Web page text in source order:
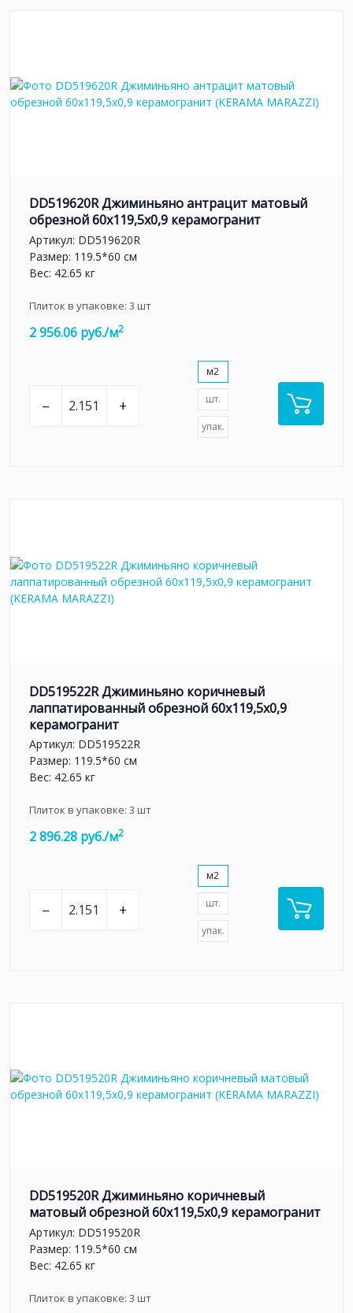
DD519620R Джиминьяно антрацит матовый
обрезной 60x119,5x0,9 керамогранит
Артикул: DD519620R
Размер: 119.5*60 см
Вес: 42.65 кг
Плиток в упаковке: 3 шт
2 956.06 руб./м2
– +
м2
шт.
упак.
DD519522R Джиминьяно коричневый
лаппатированный обрезной 60х119,5х0,9
керамогранит
Артикул: DD519522R
Размер: 119.5*60 см
Вес: 42.65 кг
Плиток в упаковке: 3 шт
2 896.28 руб./м2
– +
м2
шт.
упак.
DD519520R Джиминьяно коричневый
матовый обрезной 60х119,5x0,9 керамогранит
Артикул: DD519520R
Размер: 119.5*60 см
Вес: 42.65 кг
Плиток в упаковке: 3 шт